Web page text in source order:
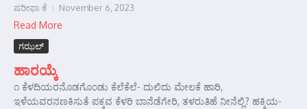
ಷರೀಫಾ ಕೆ November 6, 2023
Read More
ಗಝಲ್
ಹಾರಯ್ಕೆ
೧ ಕೆಳದಿಯರನೊಡಗೊಂಡು ಕೆಲೆಕೆಲೆ- ದುಲಿದು ಮೇಲಕೆ ಹಾರಿ,
ಇಳೆಯವರನಣಕಿಸುತೆ ಪಕ್ಕವ ಕೆಳರಿ ಬಾನೆಡೆಗೇರಿ, ತಳರುತಿಹೆ ನೀನೆಲ್ಲಿ? ಹಕ್ಕಿಯ-